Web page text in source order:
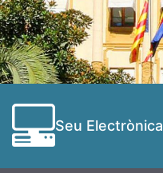
Seu Electrònica